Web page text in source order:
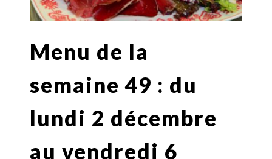
Menu de la
semaine 49 : du
lundi 2 décembre
au vendredi 6